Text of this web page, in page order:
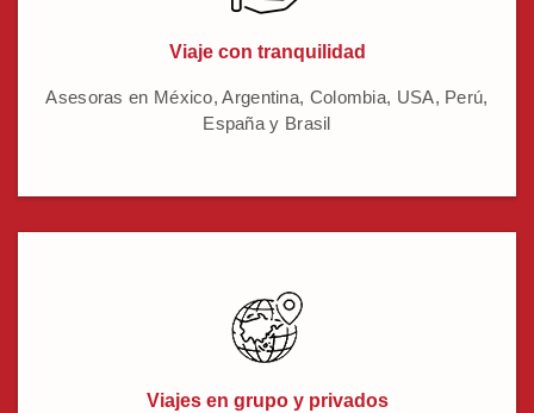
Viaje con tranquilidad
Asesoras en México, Argentina, Colombia, USA, Perú,
España y Brasil
Viajes en grupo y privados